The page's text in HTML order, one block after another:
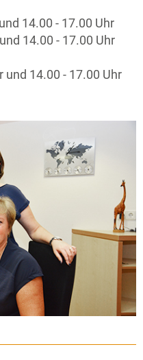
14.00 - 17.00 Uhr
14.00 - 17.00 Uhr
14.00 - 17.00 Uhr